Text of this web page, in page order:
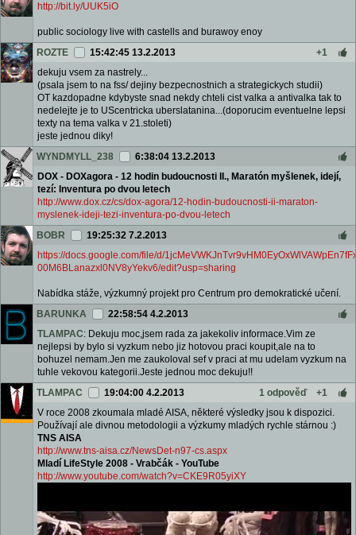
http://bit.ly/UUK5iO
public sociology live with castells and burawoy enoy
ROZTE
15:42:45 13.2.2013
+1
dekuju vsem za nastrely...
(psala jsem to na fss/ dejiny bezpecnostnich a strategickych studii)
OT kazdopadne kdybyste snad nekdy chteli cist valka a antivalka tak to
nedelejte je to UScentricka uberslatanina...(doporucim eventuelne lepsi
texty na tema valka v 21.stoleti)
jeste jednou diky!
WYNDMYLL_238
6:38:04 13.2.2013
DOX - DOXagora - 12 hodin budoucnosti II., Maratón myšlenek, idejí,
tezí: Inventura po dvou letech
http://www.dox.cz/cs/dox-agora/12-hodin-budoucnosti-ii-maraton-
myslenek-ideji-tezi-inventura-po-dvou-letech
BOBR
19:25:32 7.2.2013
https://docs.google.com/file/d/
00M6BLanazxl0NV8yYekv6/edit?usp=sharing
Nabídka stáže, výzkumný projekt pro Centrum pro demokratické učení.
BARUNKA
22:58:54 4.2.2013
TLAMPAC: Dekuju moc,jsem rada za jakekoliv informace.Vim ze
nejlepsi by bylo si vyzkum nebo jiz hotovou praci koupit,ale na to
bohuzel nemam.Jen me zaukoloval sef v praci at mu udelam vyzkum na
tuhle vekovou kategorii.Jeste jednou moc dekuju!!
TLAMPAC
19:04:00 4.2.2013 1 odpověď
+1
V roce 2008 zkoumala mladé AISA, některé výsledky jsou k dispozici.
Používají ale divnou metodologii a výzkumy mladých rychle stárnou :)
TNS AISA
http://www.tns-aisa.cz/NewsDet-n97-cs.aspx
Mladí LifeStyle 2008 - Vrabčák - YouTube
http://www.youtube.com/watch?v=CKE9R05yiXY